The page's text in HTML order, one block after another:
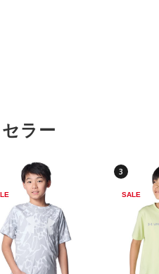
ラー
3
SALE